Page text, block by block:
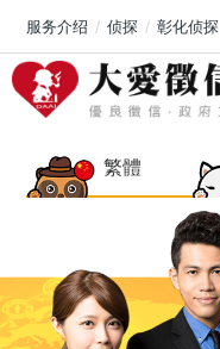
繁體
服务介绍 侦探 彰化侦探